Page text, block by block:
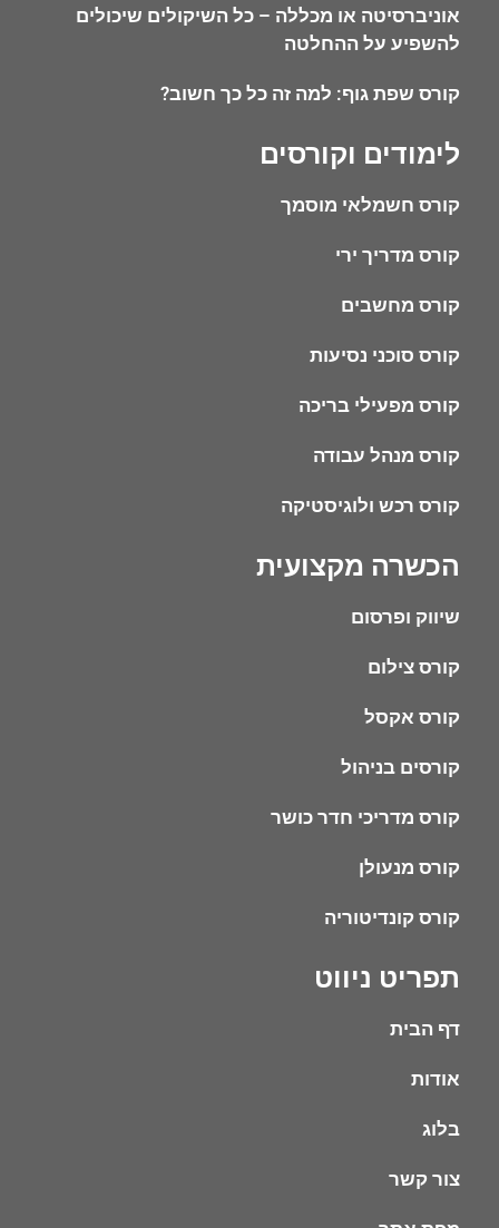
תפריט ניווט
דף הבית
אודות
בלוג
צור קשר
הכשרה מקצועית
שיווק ופרסום
קורס צילום
קורס אקסל
קורסים בניהול
קורס מדריכי חדר כושר
קורס מנעולן
קורס קונדיטוריה
לימודים וקורסים
קורס חשמלאי מוסמך
קורס מדריך ירי
קורס מחשבים
קורס סוכני נסיעות
קורס מפעילי בריכה
קורס מנהל עבודה
קורס רכש ולוגיסטיקה
אוניברסיטה או מכללה – כל השיקולים שיכולים
להשפיע על ההחלטה
קורס שפת גוף: למה זה כל כך חשוב?